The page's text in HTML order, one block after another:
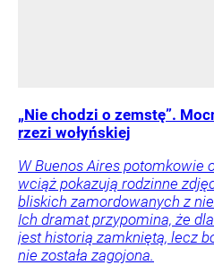
„Nie chodzi o zemstę”.
rzezi wołyńskiej
W Buenos Aires potomkowie
wciąż pokazują rodzinne
bliskich zamordowanych z
Ich dramat przypomina, że
jest historią zamkniętą, lecz
nie została zagojona.